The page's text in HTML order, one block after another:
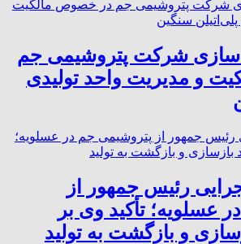
شرکت پتروشیمی جم
و مدیریت واحد تولیدی
رئیس جمهور از
عسلویه؛ تأکید وی بر
و بازگشت به تولید